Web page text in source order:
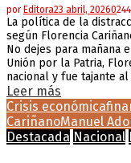
por Editora23 abril, 20260244
La política de la
según Florencia
No dejes para mañana
Unión por la Patria,
nacional y fue tajante
Leer más
Crisis económica
CariñanoManuel
Destacada Nacional